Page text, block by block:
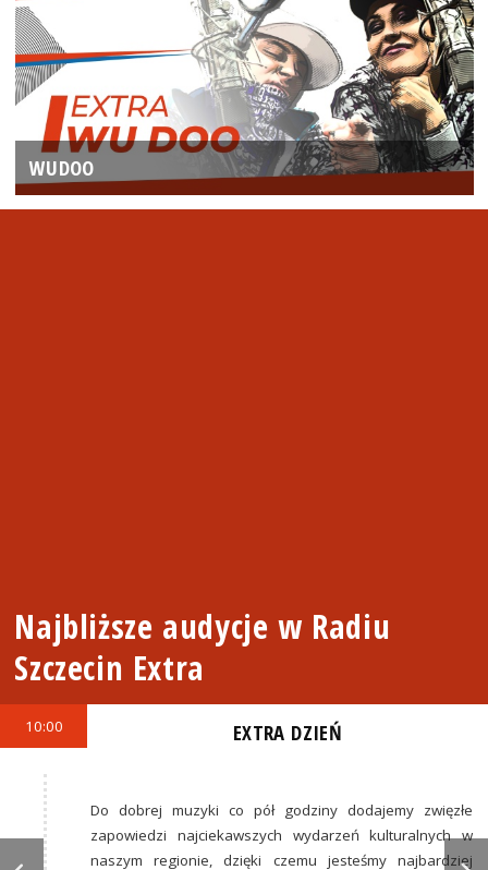
WUDOO
Najbliższe audycje w Radiu
Szczecin Extra
10:00 EXTRA DZIEŃ
Do dobrej muzyki co pół godziny dodajemy zwięzłe
zapowiedzi najciekawszych wydarzeń kulturalnych w
naszym regionie, dzięki czemu jesteśmy najbardziej